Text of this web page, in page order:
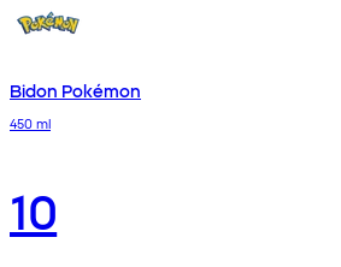
Bidon Pokémon
450 ml
10